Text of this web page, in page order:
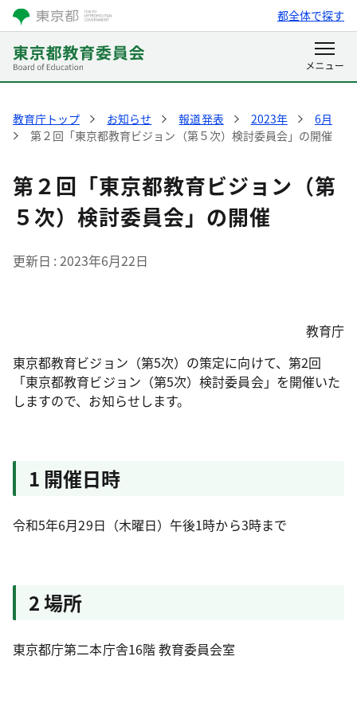
都全体で探す
教育庁トップ お知らせ 報道発表 2023年
6月
第２回「東京都教育ビジョン（第５次）検討委員会」の開催
第２回「東京都教育ビジョン（第
５次）検討委員会」の開催
更新日 2023年6月22日
教育庁
東京都教育ビジョン（第5次）の策定に向けて、第2回
「東京都教育ビジョン（第5次）検討委員会」を開催いた
しますので、お知らせします。
1 開催日時
令和5年6月29日（木曜日）午後1時から3時まで
2 場所
東京都庁第二本庁舎16階 教育委員会室